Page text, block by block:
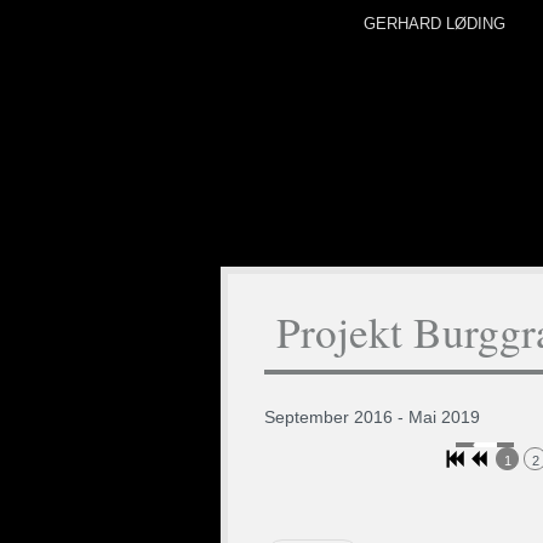
GERHARD LØDING
Projekt
September 2016 - Mai 2019
1 2